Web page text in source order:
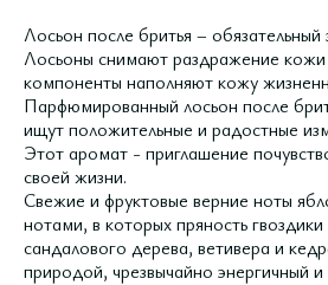
Лосьон после бритья –
Лосьоны снимают раздражение
компоненты наполняют кожу
Парфюмированный лосьон после
ищут положительные и радостные
Этот аромат - приглашение
своей жизни.
Свежие и фруктовые верние ноты
нотами, в которых пряность
сандалового дерева, ветивера и
природой, чрезвычайно энергичный